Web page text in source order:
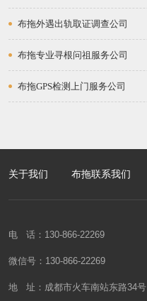
布拖外遇出轨取证调查公司
布拖专业寻根问祖服务公司
布拖GPS检测上门服务公司
关于我们 布拖联系我们
电 话：130-866-22269
微信号：130-866-22269
地 址：成都市火车南站东路34号